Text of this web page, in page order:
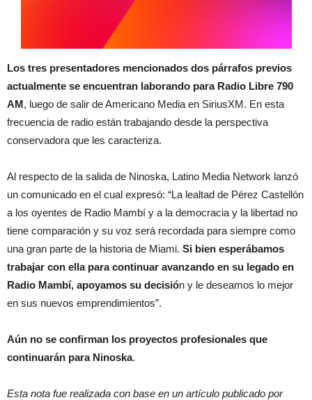
Los tres presentadores mencionados dos párrafos previos
actualmente se encuentran laborando para Radio Libre 790
AM, luego de salir de Americano Media en SiriusXM. En esta
frecuencia de radio están trabajando desde la perspectiva
conservadora que les caracteriza.
Al respecto de la salida de Ninoska, Latino Media Network lanzó
un comunicado en el cual expresó: “La lealtad de Pérez Castellón
a los oyentes de Radio Mambí y a la democracia y la libertad no
tiene comparación y su voz será recordada para siempre como
una gran parte de la historia de Miami. Si bien esperábamos
trabajar con ella para continuar avanzando en su legado en
Radio Mambí, apoyamos su decisión y le deseamos lo mejor
en sus nuevos emprendimientos”.
Aún no se confirman los proyectos profesionales que
continuarán para Ninoska.
Esta nota fue realizada con base en un artículo publicado por